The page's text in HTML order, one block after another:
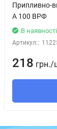
Припливно-
А 100 ВРФ
В наявності
Артикул::
218 грн./